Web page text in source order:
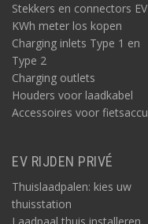
Stekkers en connectors EV
KWh meter los kopen
Charging inlets Type 1 en
Type 2
Charging outlets
Houders voor laadkabel
Accessoires voor fietsaccu
EV RIJDEN PRIVÉ
Thuislaadpalen: kies uw
thuisstation